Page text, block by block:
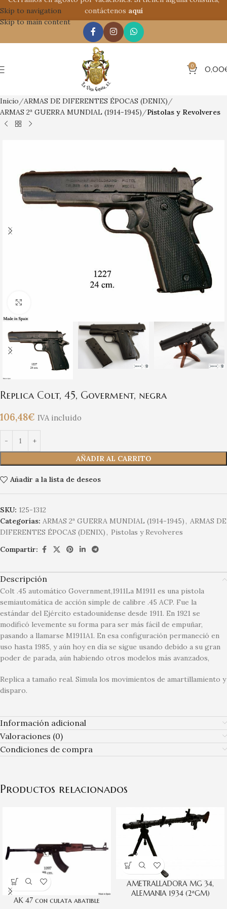
Skip to navigation
Skip to main content
0 0,00
Inicio
ARMAS DE DIFERENTES ÉPOCAS (DENIX)
ARMAS 2ª GUERRA MUNDIAL (1914-1945)
Pistolas y Revolveres
Replica Colt, 45, Goverment, negra
106,48€ IVA incluido
AÑADIR AL CARRITO
Añadir a la lista de deseos
SKU: 125-1312
Categorías: ARMAS 2ª GUERRA MUNDIAL (1914-1945), ARMAS DE
DIFERENTES ÉPOCAS (DENIX), Pistolas y Revolveres
Compartir:
Descripción
Colt .45 automático Government,1911La M1911 es una pistola
semiautomática de acción simple de calibre .45 ACP. Fue la
estándar del Ejército estadounidense desde 1911. En 1921 se
modificó levemente su forma para ser más fácil de empuñar,
pasando a llamarse M1911A1. En esa configuración permaneció en
uso hasta 1985, y aún hoy en día se sigue usando debido a su gran
poder de parada, aún habiendo otros modelos más avanzados,
Replica a tamaño real. Simula los movimientos de amartillamiento y
disparo.
Información adicional
Valoraciones (0)
Condiciones de compra
Productos relacionados
AK 47 con culata abatible
AMETRALLADORA MG 34,
ALEMANIA 1934 (2ªGM)
contáctenos aquí